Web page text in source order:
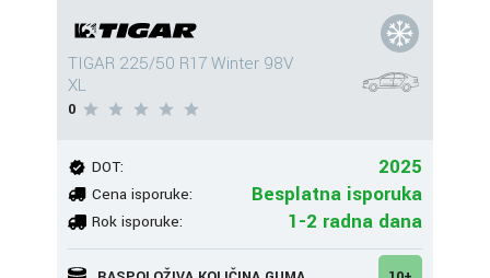
TIGAR 225/50 R17 Winter 98V
XL
0
DOT: 2025
Cena isporuke: Besplatna isporuka
Rok isporuke: 1-2 radna dana